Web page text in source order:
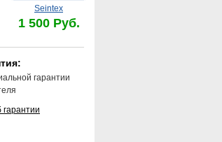
Seintex
1 500 Руб.
гарантии